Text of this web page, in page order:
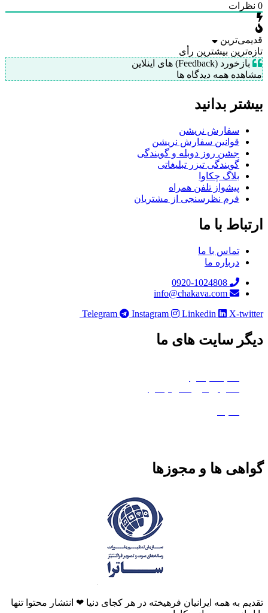
0 نظرات
قدیمی‌ترین
تازه‌ترین بیشترین رأی
بازخورد (Feedback) های اینلاین
مشاهده همه دیدگاه ها
بیشتر بدانید
سفارش نریشن
قوانین سفارش نریشن
جشن روز دوبله و گویندگی
گویندگی تیزر تبلیغاتی
بلاگ چکاوا
پیشواز تلفن همراه
فرم نظرسنجی از مشتریان
ارتباط با ما
تماس با ما
درباره ما
0920-1024808
info@chakava.com
Telegram
Instagram Linkedin X-twitter
دیگر سایت های ما
گواهی ها و مجوزها
تقدیم به همه ایرانیان فرهیخته در هر کجای دنیا ❤ انتشار محتوا تنها